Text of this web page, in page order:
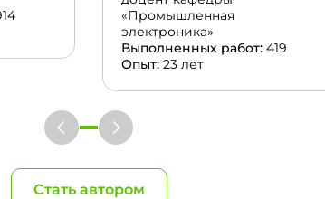
«Промышленная
электроника»
Выполненных работ: 419
Опыт: 23 лет
Стать автором